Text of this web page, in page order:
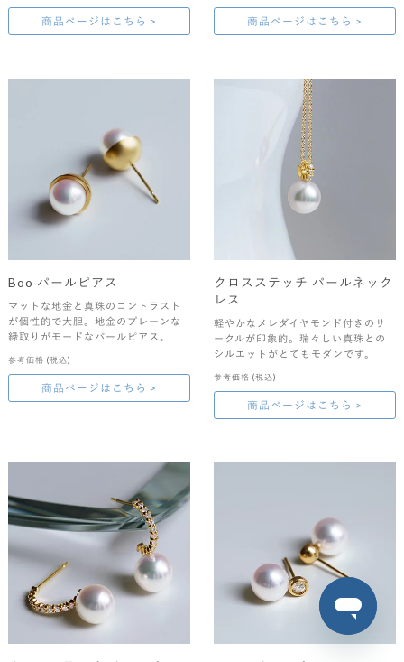
商品ページはこちら > 商品ページはこちら >
Boo パールピアス
マットな地金と真珠のコントラスト
が個性的で大胆。地金のプレーンな
縁取りがモードなパールピアス。
参考価格 (税込)
商品ページはこちら >
クロスステッチ パールネック
レス
軽やかなメレダイヤモンド付きのサ
ークルが印象的。瑞々しい真珠との
シルエットがとてもモダンです。
参考価格(税込)
商品ページはこちら >